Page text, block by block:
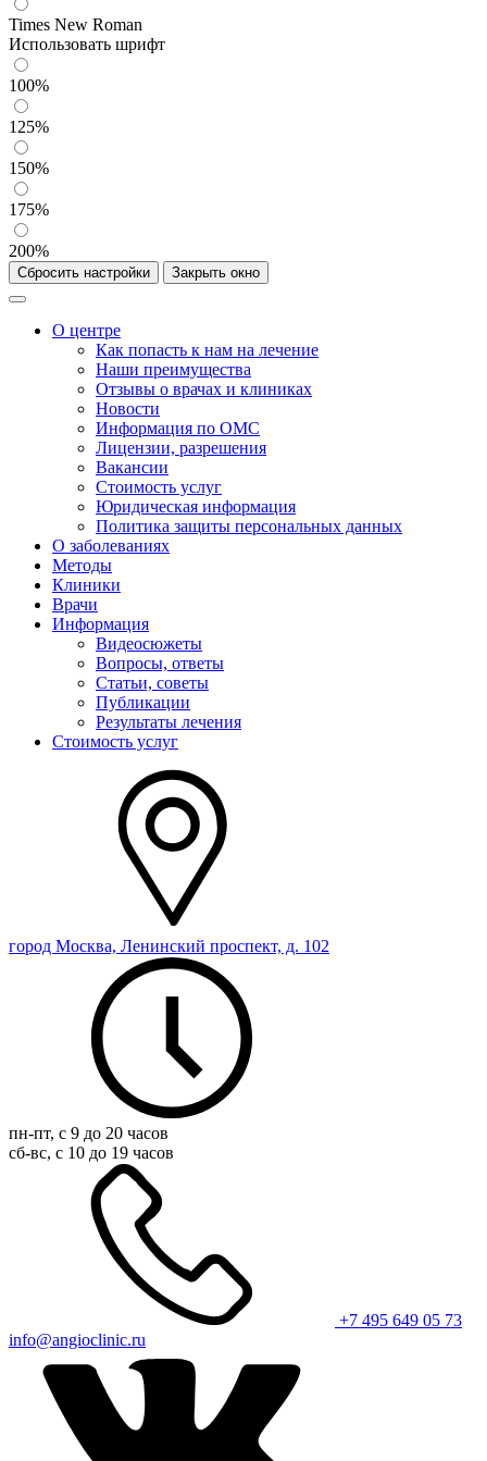
Times New Roman
Использовать шрифт
100%
125%
150%
175%
200%
Сбросить настройки Закрыть окно
О центре
Как попасть к нам на лечение
Наши преимущества
Отзывы о врачах и клиниках
Новости
Информация по ОМС
Лицензии, разрешения
Вакансии
Стоимость услуг
Юридическая информация
Политика защиты персональных данных
О заболеваниях
Методы
Клиники
Врачи
Информация
Видеосюжеты
Вопросы, ответы
Статьи, советы
Публикации
Результаты лечения
Стоимость услуг
город Москва, Ленинский проспект, д. 102
пн-пт, с 9 до 20 часов
сб-вс, с 10 до 19 часов
+7 495 649 05 73
info@angioclinic.ru